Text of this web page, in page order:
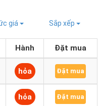
giá Sắp xếp
Hành Đặt mua
hỏa Đặt mua
hỏa Đặt mua